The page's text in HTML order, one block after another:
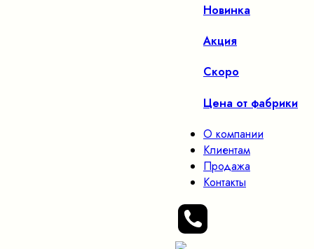
Новинка
Акция
Скоро
Цена от фабрики
О компании
Клиентам
Продажа
Контакты